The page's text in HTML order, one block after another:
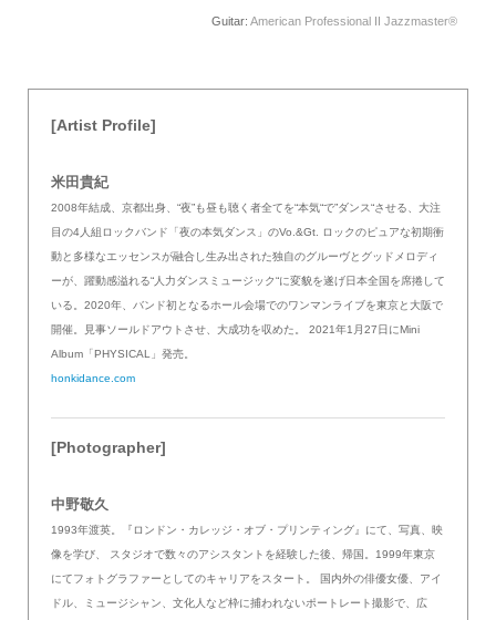
Guitar:American Professional II Jazzmaster®
[Artist Profile]
米田貴紀
2008年結成、京都出身、“夜”も昼も聴く者全てを“本気“で”ダンス“させる、大注
目の4人組ロックバンド「夜の本気ダンス」のVo.&Gt. ロックのピュアな初期衝
動と多様なエッセンスが融合し生み出された独自のグルーヴとグッドメロディ
ーが、躍動感溢れる“人力ダンスミュージック“に変貌を遂げ日本全国を席捲して
いる。2020年、バンド初となるホール会場でのワンマンライブを東京と大阪で
開催。見事ソールドアウトさせ、大成功を収めた。 2021年1月27日にMini
Album「PHYSICAL」発売。
honkidance.com
[Photographer]
中野敬久
1993年渡英。『ロンドン・カレッジ・オブ・プリンティング』にて、写真、映
像を学び、 スタジオで数々のアシスタントを経験した後、帰国。1999年東京
にてフォトグラファーとしてのキャリアをスタート。 国内外の俳優女優、アイ
ドル、ミュージシャン、文化人など枠に捕われないポートレート撮影で、広